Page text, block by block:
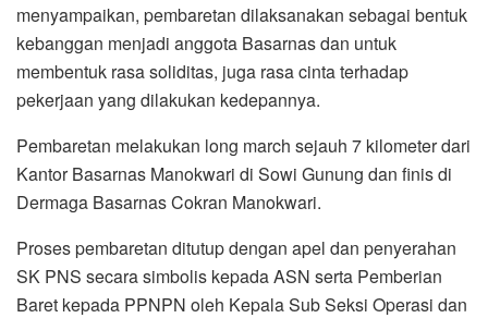
menyampaikan, pembaretan dilaksanakan sebagai bentuk
kebanggan menjadi anggota Basarnas dan untuk
membentuk rasa soliditas, juga rasa cinta terhadap
pekerjaan yang dilakukan kedepannya.
Pembaretan melakukan long march sejauh 7 kilometer dari
Kantor Basarnas Manokwari di Sowi Gunung dan finis di
Dermaga Basarnas Cokran Manokwari.
Proses pembaretan ditutup dengan apel dan penyerahan
SK PNS secara simbolis kepada ASN serta Pemberian
Baret kepada PPNPN oleh Kepala Sub Seksi Operasi dan